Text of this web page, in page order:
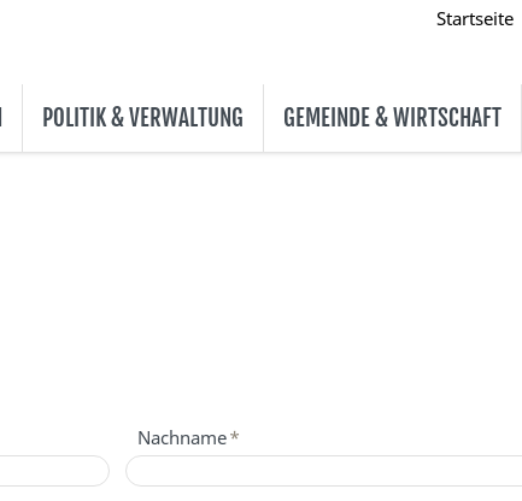
Startseite
POLITIK & VERWALTUNG GEMEINDE & WIRTSCHAFT
Nachname*